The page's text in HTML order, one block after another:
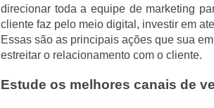
direcionar toda a equipe de marketing
cliente faz pelo meio digital, investir em
Essas são as principais ações que sua
estreitar o relacionamento com o cliente.
Estude os melhores canais de